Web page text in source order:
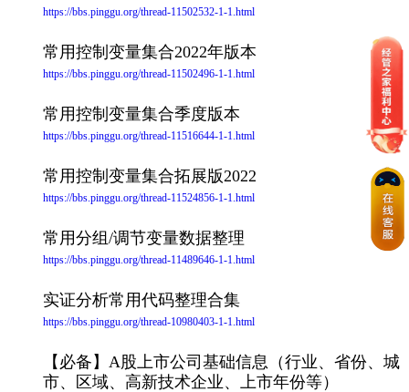
https://bbs.pinggu.org/thread-11502532-1-1.html
常用控制变量集合2022年版本
https://bbs.pinggu.org/thread-11502496-1-1.html
常用控制变量集合季度版本
https://bbs.pinggu.org/thread-11516644-1-1.html
常用控制变量集合拓展版2022
https://bbs.pinggu.org/thread-11524856-1-1.html
常用分组/调节变量数据整理
https://bbs.pinggu.org/thread-11489646-1-1.html
实证分析常用代码整理合集
https://bbs.pinggu.org/thread-10980403-1-1.html
【必备】A股上市公司基础信息（行业、省份、城
市、区域、高新技术企业、上市年份等）